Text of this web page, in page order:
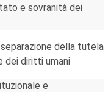
e sovranità dei
della tutela
dei diritti umani
e